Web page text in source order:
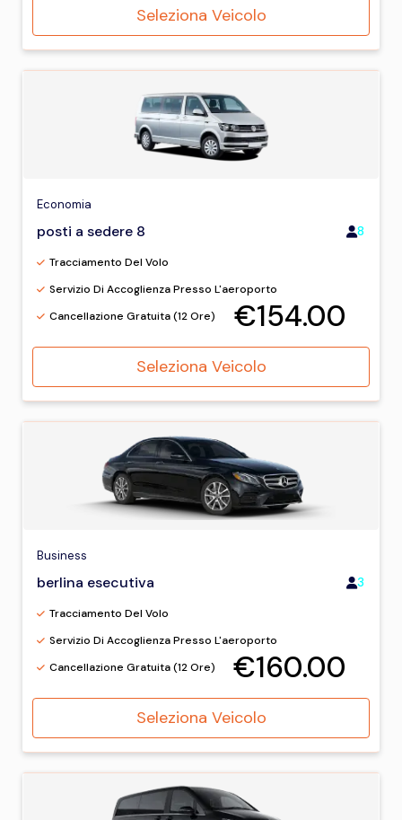
Seleziona Veicolo
Economia
posti a sedere 8 8
Tracciamento Del Volo
Servizio Di Accoglienza Presso L'aeroporto
Cancellazione Gratuita (12 Ore)
€154.00
Seleziona Veicolo
Business
berlina esecutiva 3
Tracciamento Del Volo
Servizio Di Accoglienza Presso L'aeroporto
Cancellazione Gratuita (12 Ore)
€160.00
Seleziona Veicolo